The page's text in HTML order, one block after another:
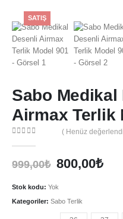
SATIŞ
Sabo Medikal
Airmax Terlik
( Henüz
999,00₺ Orijinal
999,00₺.
800,00₺Şu
Stok kodu: Yok
Kategoriler: Sabo Terlik